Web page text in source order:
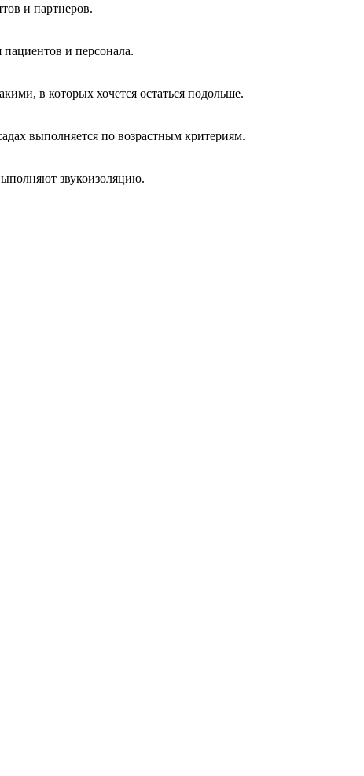
и партнеров.
и персонала.
в которых хочется остаться подольше.
выполняется по возрастным критериям.
звукоизоляцию.